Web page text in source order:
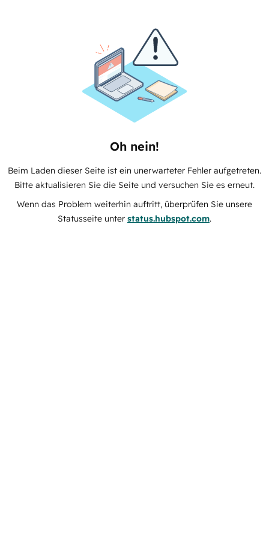
Oh nein!
Beim Laden dieser Seite ist ein unerwarteter Fehler aufgetreten.
Bitte aktualisieren Sie die Seite und versuchen Sie es erneut.
Wenn das Problem weiterhin auftritt, überprüfen Sie unsere
Statusseite unter status.hubspot.com.